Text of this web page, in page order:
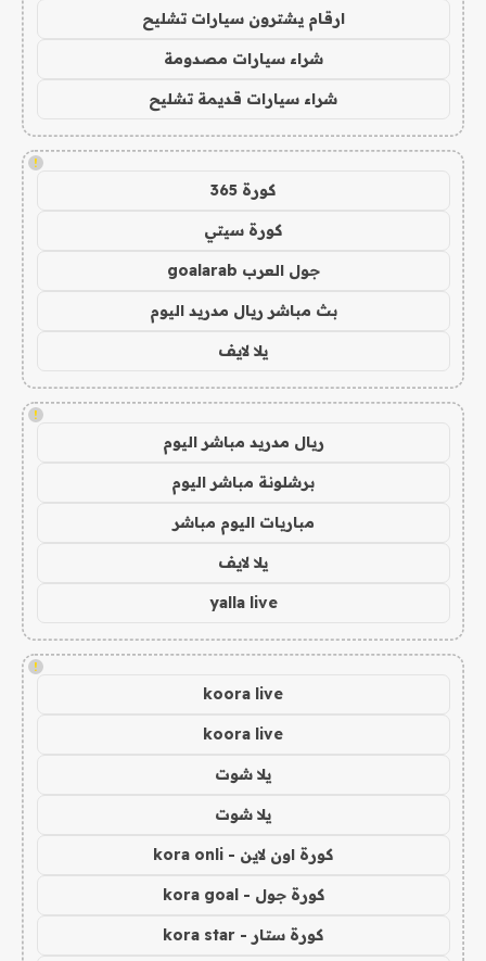
ارقام يشترون سيارات تشليح
شراء سيارات مصدومة
شراء سيارات قديمة تشليح
!
كورة 365
كورة سيتي
جول العرب goalarab
بث مباشر ريال مدريد اليوم
يلا لايف
!
ريال مدريد مباشر اليوم
برشلونة مباشر اليوم
مباريات اليوم مباشر
يلا لايف
yalla live
!
koora live
koora live
يلا شوت
يلا شوت
كورة اون لاين - kora onli
كورة جول - kora goal
كورة ستار - kora star